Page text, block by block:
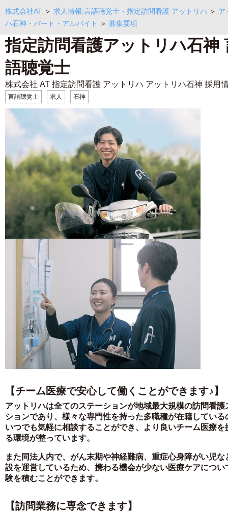
株式会社AT ＞ 求人情報:言語聴覚士・指定訪問看護 アットリハ ＞ ア
ハ石神・パート・アルバイト
＞ 募集要項
指定訪問看護アットリハ石神
語聴覚士
株式会社 AT 指定訪問看護 アットリハ アットリハ石神 採用
言語聴覚士 求人 石神
【チーム医療で安心して働くことができます♪】
アットリハは全てのステーションが地域最大規模の訪問看護
ションであり、様々な専門性を持った多職種が在籍している
いつでも気軽に相談することができ、より良いチーム医療を
る環境が整っています。
また同法人内で、がん末期や神経難病、重症心身障がい児な
設を運営しているため、携わる機会が少ない医療ケアについ
験を積むことができます。
【訪問業務に専念できます】